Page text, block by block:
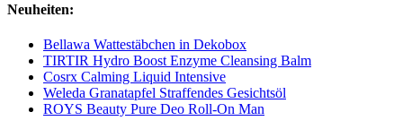
Neuheiten:
Bellawa Wattestäbchen in Dekobox
TIRTIR Hydro Boost Enzyme Cleansing Balm
Cosrx Calming Liquid Intensive
Weleda Granatapfel Straffendes Gesichtsöl
ROYS Beauty Pure Deo Roll-On Man